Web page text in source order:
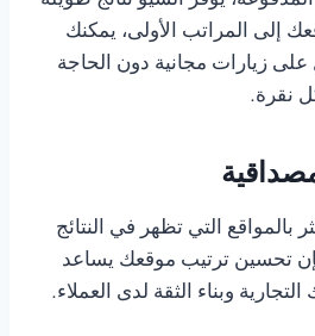
إلى المراتب الأولى، يمكنك
زيارات مجانية دون الحاجة
نقرة.
بالمواقع التي تظهر في النتائج
تحسين ترتيب موقعك يساعد
وبناء الثقة لدى العملاء.